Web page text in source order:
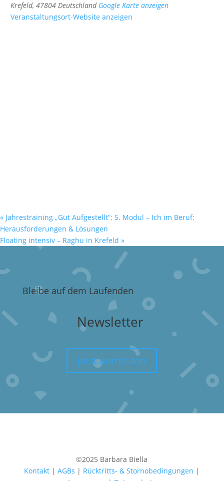
Krefeld, 47804 Deutschland Google Karte anzeigen
Veranstaltungsort-Website anzeigen
« Jahrestraining „Gut Aufgestellt“: 5. Modul – Ich im Beruf:
Herausforderungen & Lösungen
Floating intensiv – Raghu in Krefeld »
Bleibe auf dem Laufenden
Newsletter
jetzt anmelden
©2025 Barbara Biella
Kontakt |AGBs | Rücktritts- & Stornobedingungen |